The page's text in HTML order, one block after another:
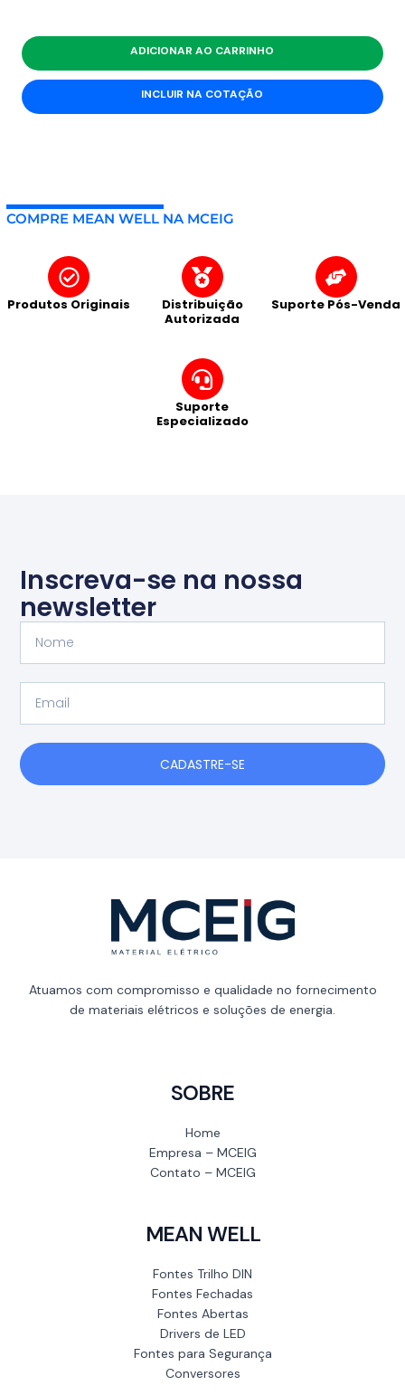
ADICIONAR AO CARRINHO
INCLUIR NA COTAÇÃO
COMPRE MEAN WELL NA MCEIG
Produtos Originais
Distribuição
Autorizada
Suporte Pós-Venda
Suporte
Especializado
Inscreva-se na nossa
newsletter
CADASTRE-SE
Atuamos com compromisso e qualidade no fornecimento
de materiais elétricos e soluções de energia.
SOBRE
Home
Empresa – MCEIG
Contato – MCEIG
MEAN WELL
Fontes Trilho DIN
Fontes Fechadas
Fontes Abertas
Drivers de LED
Fontes para Segurança
Conversores